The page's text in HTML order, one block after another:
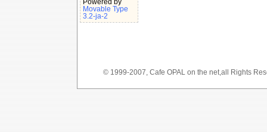
Powered by
Movable Type
3.2-ja-2
© 1999-2007, Cafe OPAL on the net,all Rights